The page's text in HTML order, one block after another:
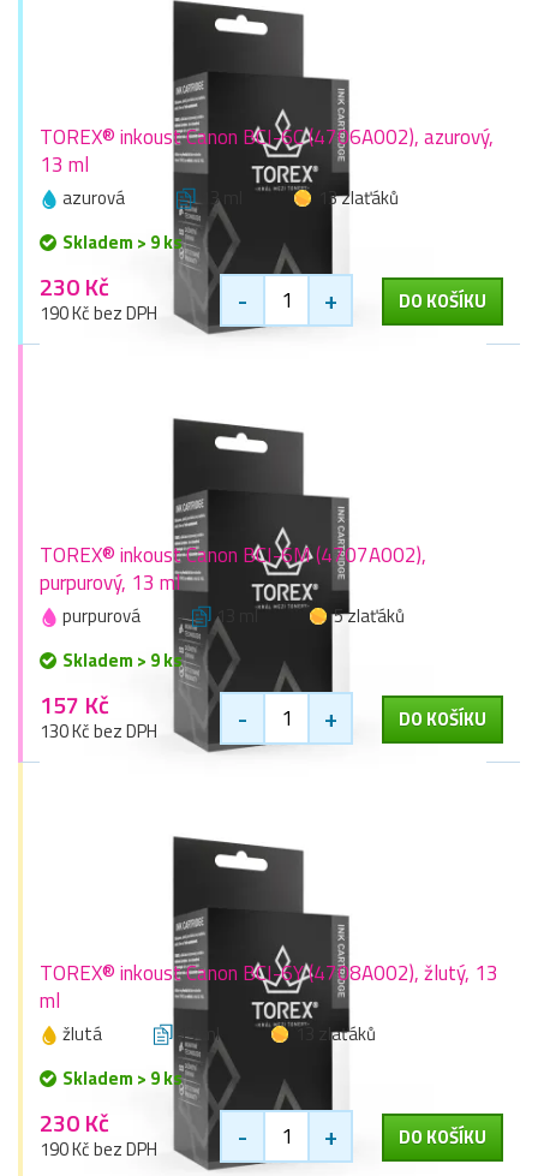
TOREX® inkoust Canon BCI-6C (4706A002), azurový,
13 ml
azurová 13 ml
13 zlaťáků
Skladem > 9 ks
230 Kč
190 Kč bez DPH - + DO KOŠÍKU
TOREX® inkoust Canon BCI-6M (4707A002),
purpurový, 13 ml
purpurová 13 ml
5 zlaťáků
Skladem > 9 ks
157 Kč
130 Kč bez DPH - + DO KOŠÍKU
TOREX® inkoust Canon BCI-6Y (4708A002), žlutý, 13
ml
žlutá 13 ml
13 zlaťáků
Skladem > 9 ks
230 Kč
190 Kč bez DPH - + DO KOŠÍKU